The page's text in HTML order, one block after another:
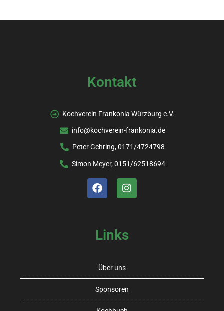
Kontakt
Kochverein Frankonia Würzburg e.V.
info@kochverein-frankonia.de
Peter Gehring, 0171/4724798
Simon Meyer, 0151/62518694
Links
Über uns
Sponsoren